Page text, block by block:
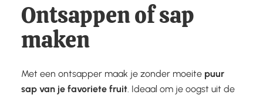
Ontsappen of sap
maken
Met een ontsapper maak je zonder moeite puur
sap van je favoriete fruit. Ideaal om je oogst uit de